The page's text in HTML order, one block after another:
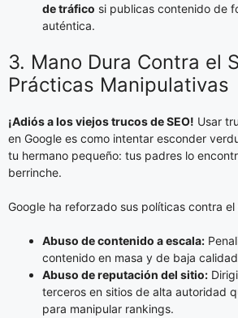
de tráfico si publicas contenido de
auténtica.
3. Mano Dura Contra el
Prácticas Manipulativas
¡Adiós a los viejos trucos de SEO! Usar
en Google es como intentar esconder
tu hermano pequeño: tus padres lo
berrinche.
Google ha reforzado sus políticas contra
Abuso de contenido a escala:
contenido en masa y de baja
Abuso de reputación del sitio:
terceros en sitios de alta autoridad
para manipular rankings.